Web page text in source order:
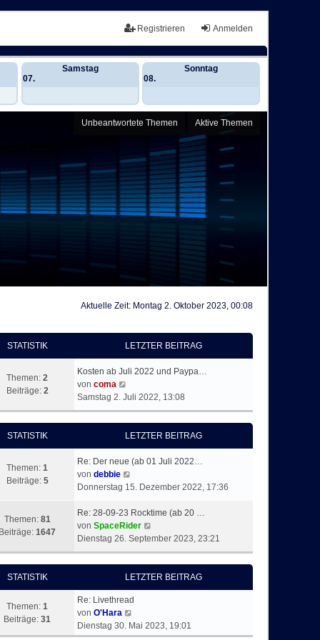
Anmelden
Registrieren
Samstag
07.
Sonntag
08.
Unbeantwortete Themen Aktive Themen
Aktuelle Zeit: Montag 2. Oktober 2023, 00:08
STATISTIK LETZTER BEITRAG
Themen: 2
Beiträge: 2
Kosten ab Juli 2022 und Paypa…
von coma
e
u
e
s
t
e
r
B
i
t
r
a
g
Samstag 2. Juli 2022, 13:08
STATISTIK LETZTER BEITRAG
Themen: 1
Beiträge: 5
Re: Der neue (ab 01 Juli 2022…
von debbie
e
e
s
t
e
r
B
e
i
t
r
Donnerstag 15. Dezember 2022, 17:36
Themen: 81
Beiträge: 1647
Re: 28-09-23 Rocktime (ab 20 …
von SpaceRider
e
u
e
s
t
B
Dienstag 26. September 2023, 23:21
STATISTIK LETZTER BEITRAG
Themen: 1
Beiträge: 31
Re: Livethread
von O'Hara
e
u
Dienstag 30. Mai 2023, 19:01